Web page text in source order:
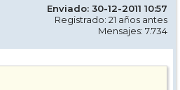
Enviado: 30-12-2011 10:57
Registrado: 21 años antes
Mensajes: 7.734